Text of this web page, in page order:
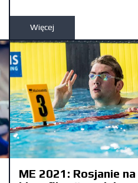
Więcej
ME 2021: Rosjanie na